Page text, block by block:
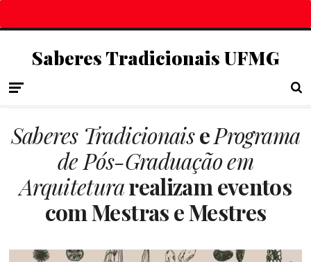
Saberes Tradicionais UFMG
Saberes TradicionaisePrograma
de Pós-Graduação em
Arquiteturarealizam eventos
com Mestras e Mestres